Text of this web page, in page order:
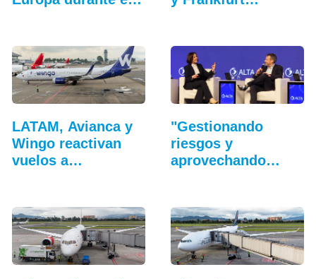
LATAM, Avianca y
Wingo reactivan
vuelos a
"Gestionando
riesgos y
aprovechando